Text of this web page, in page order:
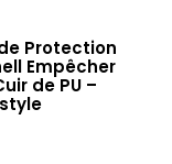
Protection
Empêcher
de PU –